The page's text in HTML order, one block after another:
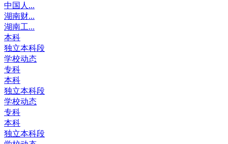
中国人...
湖南财...
湖南工...
本科
独立本科段
学校动态
专科
本科
独立本科段
学校动态
专科
本科
独立本科段